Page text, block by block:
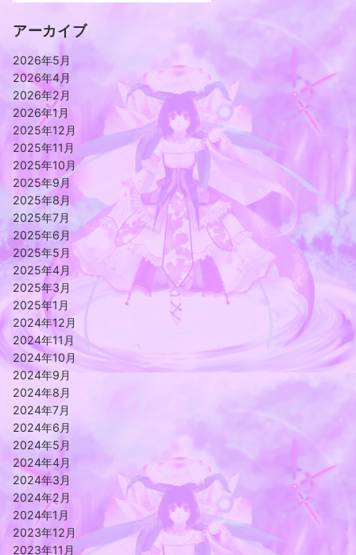
アーカイブ
2026年5月
2026年4月
2026年2月
2026年1月
2025年12月
2025年11月
2025年10月
2025年9月
2025年8月
2025年7月
2025年6月
2025年5月
2025年4月
2025年3月
2025年1月
2024年12月
2024年11月
2024年10月
2024年9月
2024年8月
2024年7月
2024年6月
2024年5月
2024年4月
2024年3月
2024年2月
2024年1月
2023年12月
2023年11月